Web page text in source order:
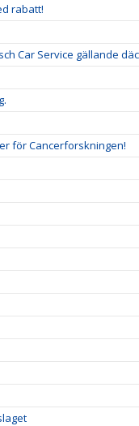
rabatt!
Car Service gällande
för Cancerforskningen!